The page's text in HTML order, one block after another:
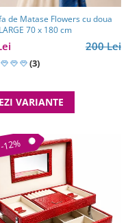
de Matase Flowers cu doua
70 x 180 cm
200 Lei
(3)
VARIANTE
-12%